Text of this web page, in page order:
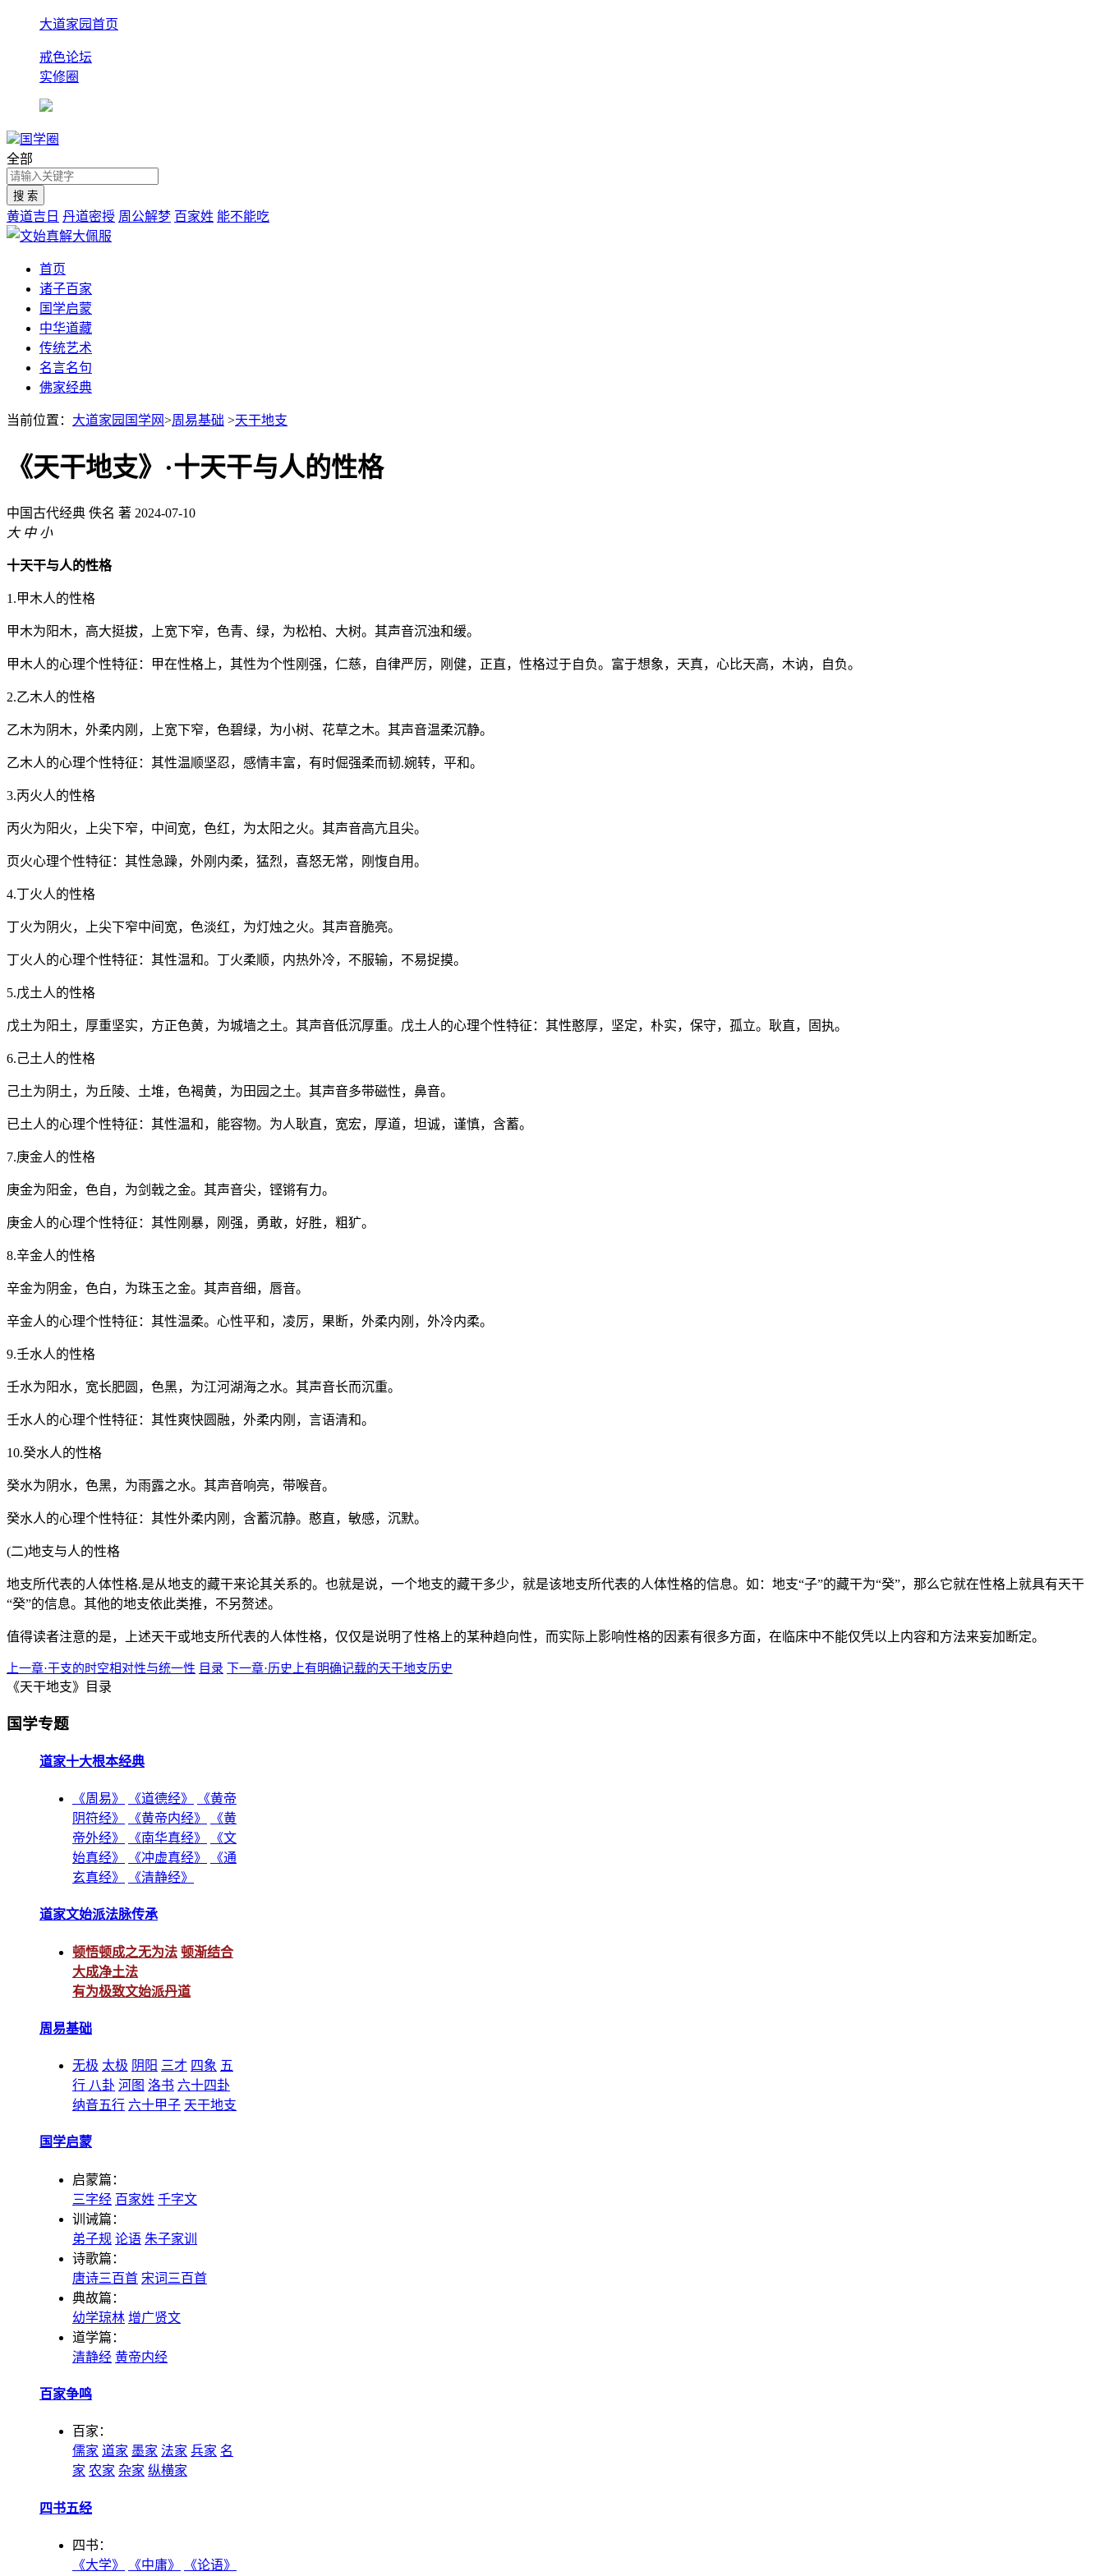
大道家园首页
戒色论坛
实修圈
国学圈
全部
黄道吉日 丹道密授 周公解梦 百家姓 能不能吃
首页
诸子百家
国学启蒙
中华道藏
传统艺术
名言名句
佛家经典
当前位置： 大道家园国学网>周易基础 >天干地支
《天干地支》·十天干与人的性格
中国古代经典 佚名 著 2024-07-10
大 中 小
十天干与人的性格
1.甲木人的性格
甲木为阳木，高大挺拔，上宽下窄，色青、绿，为松柏、大树。其声音沉浊和缓。
甲木人的心理个性特征：甲在性格上，其性为个性刚强，仁慈，自律严厉，刚健，正直，性格过于自负。富于想象，天真，心比天高，木讷，自负。
2.乙木人的性格
乙木为阴木，外柔内刚，上宽下窄，色碧绿，为小树、花草之木。其声音温柔沉静。
乙木人的心理个性特征：其性温顺坚忍，感情丰富，有时倔强柔而韧.婉转，平和。
3.丙火人的性格
丙火为阳火，上尖下窄，中间宽，色红，为太阳之火。其声音高亢且尖。
页火心理个性特征：其性急躁，外刚内柔，猛烈，喜怒无常，刚愎自用。
4.丁火人的性格
丁火为阴火，上尖下窄中间宽，色淡红，为灯烛之火。其声音脆亮。
丁火人的心理个性特征：其性温和。丁火柔顺，内热外冷，不服输，不易捉摸。
5.戊土人的性格
戊土为阳土，厚重坚实，方正色黄，为城墙之土。其声音低沉厚重。戊土人的心理个性特征：其性憨厚，坚定，朴实，保守，孤立。耿直，固执。
6.己土人的性格
己土为阴土，为丘陵、土堆，色褐黄，为田园之土。其声音多带磁性，鼻音。
已土人的心理个性特征：其性温和，能容物。为人耿直，宽宏，厚道，坦诚，谨慎，含蓄。
7.庚金人的性格
庚金为阳金，色自，为剑戟之金。其声音尖，铿锵有力。
庚金人的心理个性特征：其性刚暴，刚强，勇敢，好胜，粗犷。
8.辛金人的性格
辛金为阴金，色白，为珠玉之金。其声音细，唇音。
辛金人的心理个性特征：其性温柔。心性平和，凌厉，果断，外柔内刚，外冷内柔。
9.壬水人的性格
壬水为阳水，宽长肥圆，色黑，为江河湖海之水。其声音长而沉重。
壬水人的心理个性特征：其性爽快圆融，外柔内刚，言语清和。
10.癸水人的性格
癸水为阴水，色黑，为雨露之水。其声音响亮，带喉音。
癸水人的心理个性特征：其性外柔内刚，含蓄沉静。憨直，敏感，沉默。
(二)地支与人的性格
地支所代表的人体性格.是从地支的藏干来论其关系的。也就是说，一个地支的藏干多少，就是该地支所代表的人体性格的信息。如：地支“子”的藏干为“癸”，那么它就在性格上就具有天干
“癸”的信息。其他的地支依此类推，不另赘述。
值得读者注意的是，上述天干或地支所代表的人体性格，仅仅是说明了性格上的某种趋向性，而实际上影响性格的因素有很多方面，在临床中不能仅凭以上内容和方法来妄加断定。
上一章·干支的时空相对性与统一性 目录 下一章·历史上有明确记载的天干地支历史
《天干地支》目录
国学专题
道家十大根本经典
《周易》 《道德经》
《黄帝
阴符经》
《黄帝内经》
《黄
帝外经》
《南华真经》
《文
始真经》
《冲虚真经》
《通
玄真经》
《清静经》
道家文始派法脉传承
顿悟顿成之无为法 顿渐结合
大成净土法
有为极致文始派丹道
周易基础
无极 太极 阴阳 三才 四象 五
行 八卦 河图 洛书 六十四卦
纳音五行 六十甲子 天干地支
国学启蒙
启蒙篇：
三字经 百家姓 千字文
训诫篇：
弟子规 论语 朱子家训
诗歌篇：
唐诗三百首 宋词三百首
典故篇：
幼学琼林 增广贤文
道学篇：
清静经 黄帝内经
百家争鸣
百家：
儒家 道家 墨家 法家 兵家 名
家 农家 杂家 纵横家
四书五经
四书：
《大学》
《中庸》 《论语》